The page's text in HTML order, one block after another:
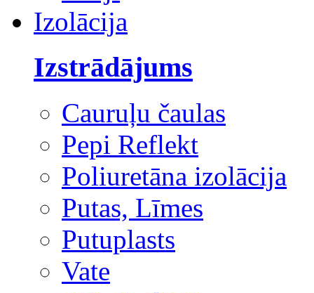
Izolācija
Izstrādājums
Cauruļu čaulas
Pepi Reflekt
Poliuretāna izolācija
Putas, Līmes
Putuplasts
Vate